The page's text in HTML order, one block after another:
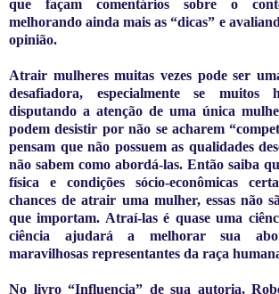
que façam comentários sobre o
melhorando ainda mais as “dicas” e
opinião.
Atrair mulheres muitas vezes pode ser
desafiadora, especialmente se muitos
disputando a atenção de uma única
podem desistir por não se acharem
pensam que não possuem as qualidades
não sabem como abordá-las. Então saiba
física e condições sócio-econômicas
chances de atrair uma mulher, essas não
que importam. Atraí-las é quase uma
ciência ajudará a melhorar sua
maravilhosas representantes da raça
No livro “Influencia” de sua autoria,